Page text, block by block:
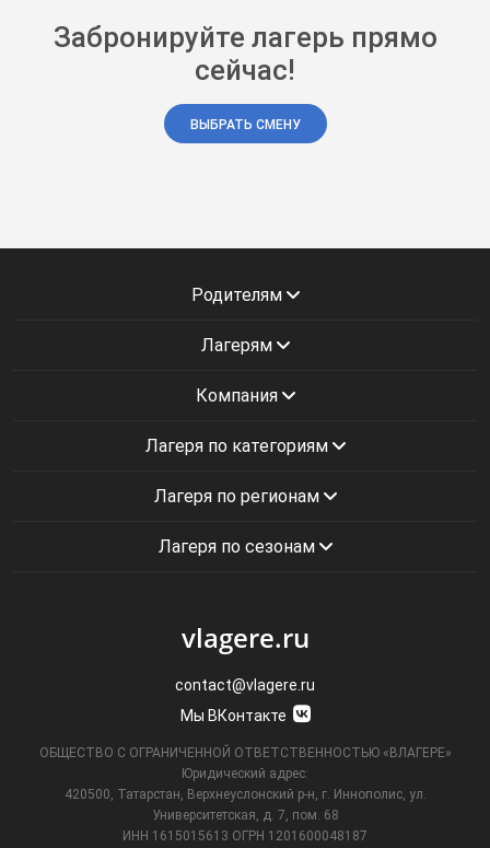
Забронируйте лагерь прямо
сейчас!
ВЫБРАТЬ СМЕНУ
Родителям
Лагерям
Компания
Лагеря по категориям
Лагеря по регионам
Лагеря по сезонам
vlagere.ru
contact@vlagere.ru
Мы ВКонтакте
ОБЩЕСТВО С ОГРАНИЧЕННОЙ ОТВЕТСТВЕННОСТЬЮ «ВЛАГЕРЕ»
Юридический адрес:
420500, Татарстан, Верхнеуслонский р-н, г. Иннополис, ул.
Университетская,
д. 7, пом. 68
ИНН 1615015613 ОГРН 1201600048187